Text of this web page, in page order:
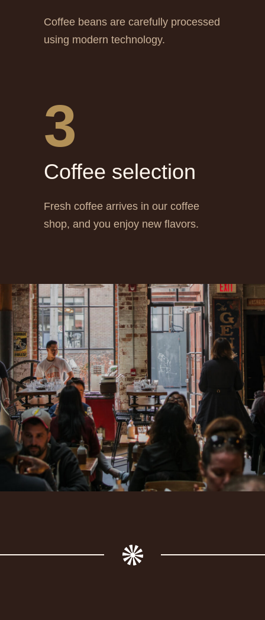
Coffee beans are carefully processed
using modern technology.
Сoffee selection
Fresh coffee arrives in our coffee
shop, and you enjoy new flavors.
3